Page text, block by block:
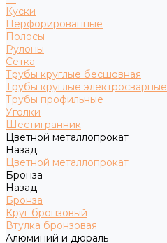
Куски
Перфорированные
Полосы
Рулоны
Сетка
Трубы круглые бесшовная
Трубы круглые электросварные
Трубы профильные
Уголки
Шестигранник
Цветной металлопрокат
Назад
Цветной металлопрокат
Бронза
Назад
Бронза
Круг бронзовый
Втулка бронзовая
Алюминий и дюраль